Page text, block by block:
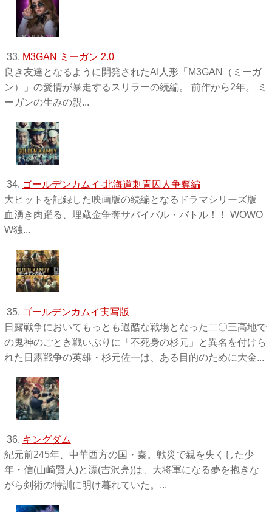
33. M3GAN ミーガン 2.0
良き友達となるように開発されたAI人形「M3GAN（ミーガ
ン）」の愛情が暴走するスリラーの続編。 前作から2年。 ミ
ーガンの生みの親...
34. ゴールデンカムイ-北海道刺青囚人争奪編
大ヒットを記録した映画版の続編となるドラマシリーズ版
血湧き肉躍る、埋蔵金争奪サバイバル・バトル！！ WOWO
W独 ...
35. ゴールデンカムイ実写版
日露戦争においてもっとも過酷な戦場となった二〇三高地で
の鬼神のごとき戦いぶりに「不死身の杉元」と異名を付けら
れた日露戦争の英雄・杉元佐一は、ある目的のために大金...
36. キングダム
紀元前245年、中華西方の国・秦。戦災で親を失くした少
年・信(山崎賢人)と漂(吉沢亮)は、大将軍になる夢を抱きな
がら剣術の特訓に明け暮れていた。...